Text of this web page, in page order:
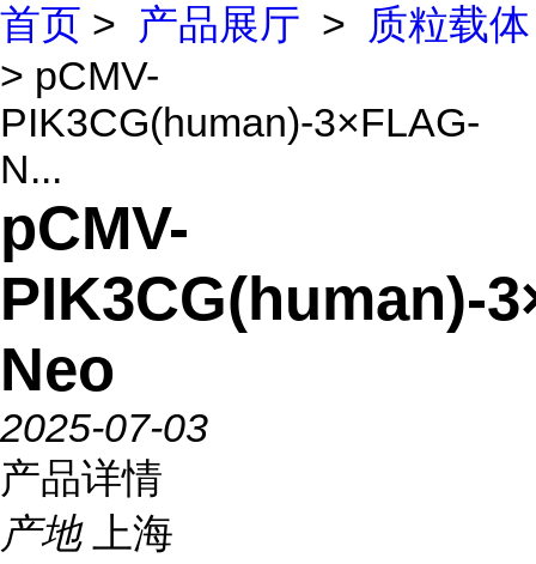
首页 > 产品展厅 >
质粒载体
> pCMV-
PIK3CG(human)-3×FLAG-
N...
pCMV-
PIK3CG(human)-
Neo
2025-07-03
产品详情
产地
上海